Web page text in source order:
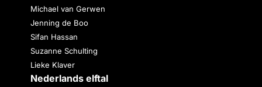
Michael van Gerwen
Jenning de Boo
Sifan Hassan
Suzanne Schulting
Lieke Klaver
Nederlands elftal